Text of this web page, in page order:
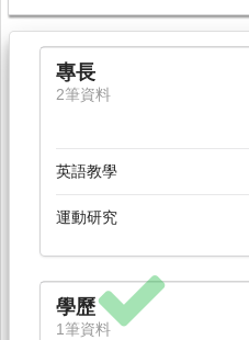
專長
2筆資料
英語教學
運動研究
學歷
1筆資料